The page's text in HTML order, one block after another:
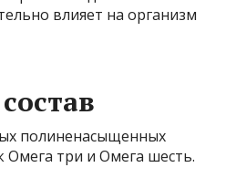
влияет на организм
полиненасыщенных
Омега три и Омега шесть.